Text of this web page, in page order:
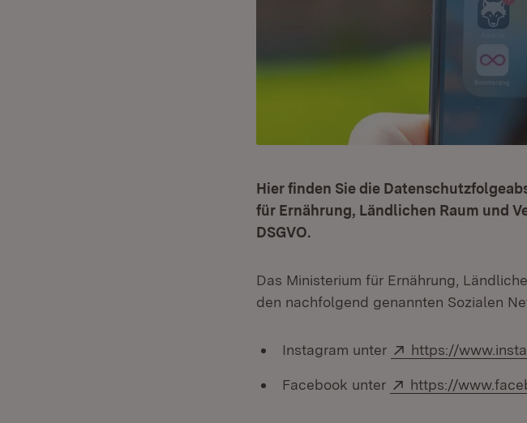
Hier finden Sie die
für Ernährung, Ländlichen Raum und
DSGVO.
Das Ministerium für Ernährung,
den nachfolgend genannten Sozialen
Instagram unter Extern:
https://
Facebook unter Extern:
https://